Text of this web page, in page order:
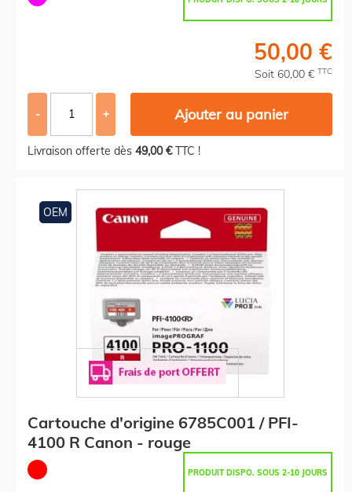
50,00 €
Soit 60,00 € TTC
- + Ajouter au panier
Livraison offerte dès 49,00 €TTC !
OEM
Cartouche d'origine 6785C001 / PFI-
4100 R Canon - rouge
PRODUIT DISPO. SOUS 2-10 JOURS